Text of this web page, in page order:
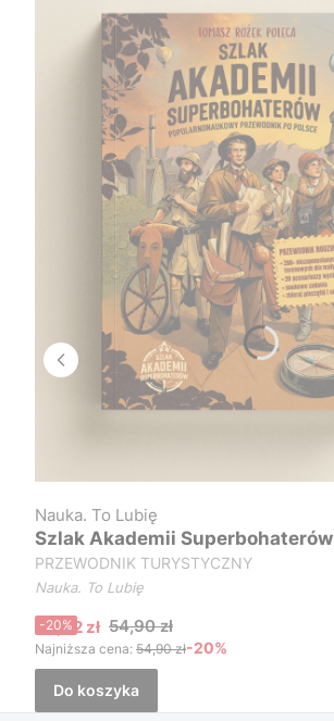
Szlak Akademii Superbohaterów
PRZEWODNIK TURYSTYCZNY
Nauka. To Lubię
Nauka. To Lubię
Cena promocyjna
43,92 zł 54,90 zł
-20%
Najniższa cena: 54,90 zł-20%
Do koszyka